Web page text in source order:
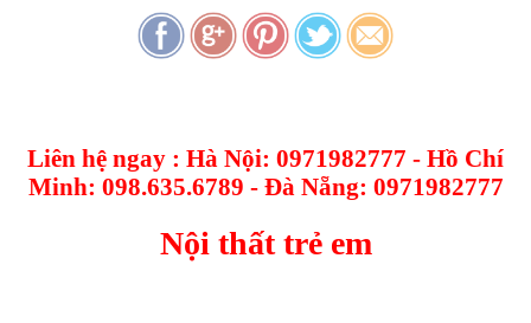
Liên hệ ngay : Hà Nội: 0971982777 - Hồ Chí
Minh: 098.635.6789 - Đà Nẵng: 0971982777
Nội thất trẻ em